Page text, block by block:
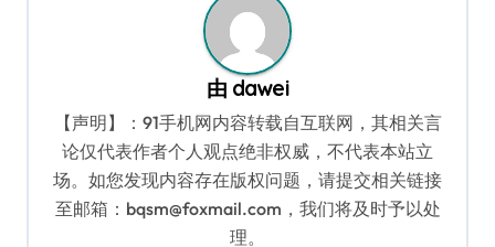
由 dawei
【声明】：91手机网内容转载自互联网，其相关言
论仅代表作者个人观点绝非权威，不代表本站立
场。如您发现内容存在版权问题，请提交相关链接
至邮箱：bqsm@foxmail.com，我们将及时予以处
理。